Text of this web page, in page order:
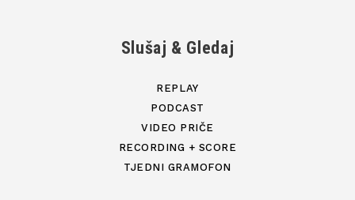
Slušaj & Gledaj
REPLAY
PODCAST
VIDEO PRIČE
RECORDING + SCORE
TJEDNI GRAMOFON